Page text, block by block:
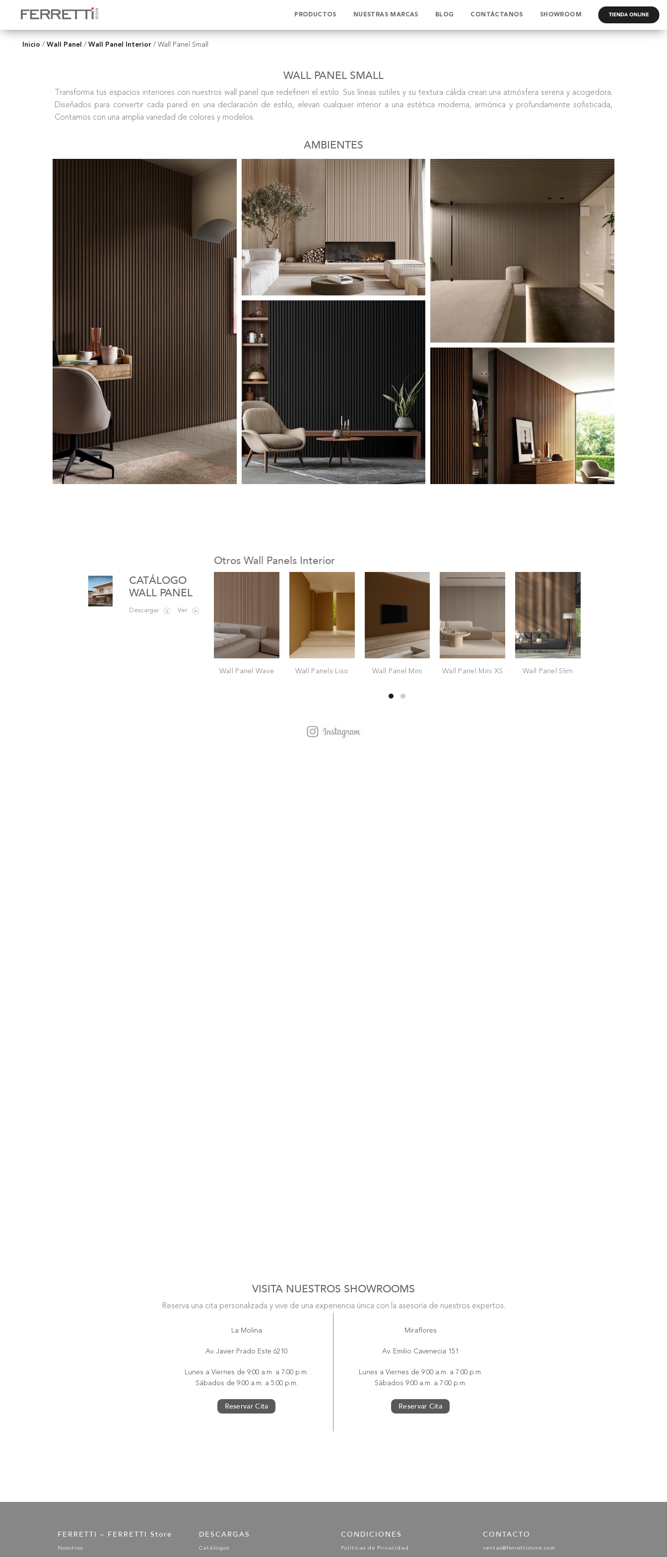
PRODUCTOS NUESTRAS MARCAS BLOG CONTÁCTANOS SHOWROOM .
Inicio / Wall Panel / Wall Panel Interior / Wall Panel Small
WALL PANEL SMALL
Transforma tus espacios interiores con nuestros wall panel que redefinen el estilo. Sus líneas sutiles y su textura cálida crean una atmósfera serena y acogedora.
Diseñados para convertir cada pared en una declaración de estilo, elevan cualquier interior a una estética moderna, armónica y profundamente sofisticada,
Contamos con una amplia variedad de colores y modelos.
AMBIENTES
WALL PANEL
Descargar Ver
Otros Wall Panels Interior
Wall Panel Wave Wall Panels Liso Wall Panel Mini Wall Panel Mini XS Wall Panel Slim
VISITA NUESTROS SHOWROOMS
Reserva una cita personalizada y vive de una experiencia única con la asesoría de nuestros expertos.
La Molina
Av. Javier Prado Este 6210
Lunes a Viernes de 9:00 a.m. a 7:00 p.m.
Sábados de 9:00 a.m. a 5:00 p.m.
Reservar Cita
Miraflores
Av. Emilio Cavenecia 151
Lunes a Viernes de 9:00 a.m. a 7:00 p.m.
Sábados 9:00 a.m. a 7:00 p.m.
Reservar Cita
FERRETTI – FERRETTI Store
Nosotros
DESCARGAS
Catálogos
CONDICIONES
Políticas de Privacidad
CONTACTO
ventas@ferrettistore.com